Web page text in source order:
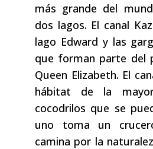
más grande del
dos lagos. El canal
lago Edward y las
que forman parte del
Queen Elizabeth. El
hábitat de la
cocodrilos que se
uno toma un
camina por la